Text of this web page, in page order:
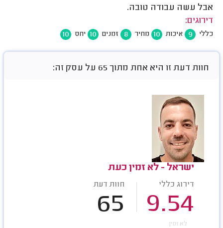
אבל עשה עבודה טובה.
דירוגים:
כללי 9 איכות 10 מחיר 8 זמנים 10 יחס 10
חוות דעת זו היא אחת מתוך 65 על עסק זה:
ישראל - לא זמין כעת
דירוג כללי
9.54
חוות דעת
65
לא זמין